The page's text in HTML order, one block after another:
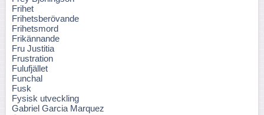
Frihet
Frihetsberövande
Frihetsmord
Frikännande
Fru Justitia
Frustration
Fulufjället
Funchal
Fusk
Fysisk utveckling
Gabriel Garcia Marquez